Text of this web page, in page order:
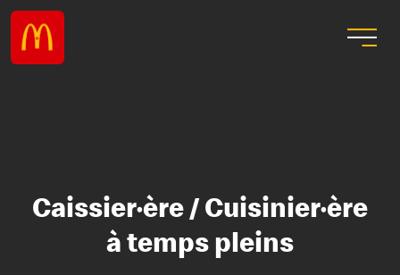
Caissier·ère / Cuisinier·ère
à temps pleins